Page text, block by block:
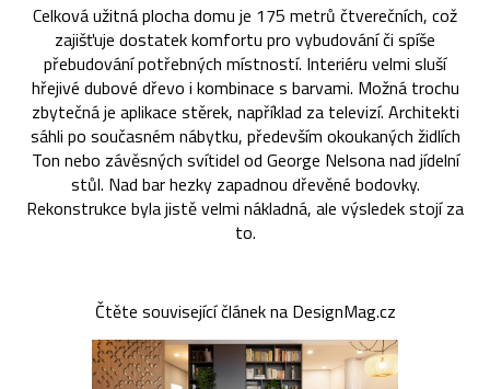
Celková užitná plocha domu je 175 metrů čtverečních, což
zajišťuje dostatek komfortu pro vybudování či spíše
přebudování potřebných místností. Interiéru velmi sluší
hřejivé dubové dřevo i kombinace s barvami. Možná trochu
zbytečná je aplikace stěrek, například za televizí. Architekti
sáhli po současném nábytku, především okoukaných židlích
Ton nebo závěsných svítidel od George Nelsona nad jídelní
stůl. Nad bar hezky zapadnou dřevěné bodovky.
Rekonstrukce byla jistě velmi nákladná, ale výsledek stojí za
to.
Čtěte související článek na DesignMag.cz